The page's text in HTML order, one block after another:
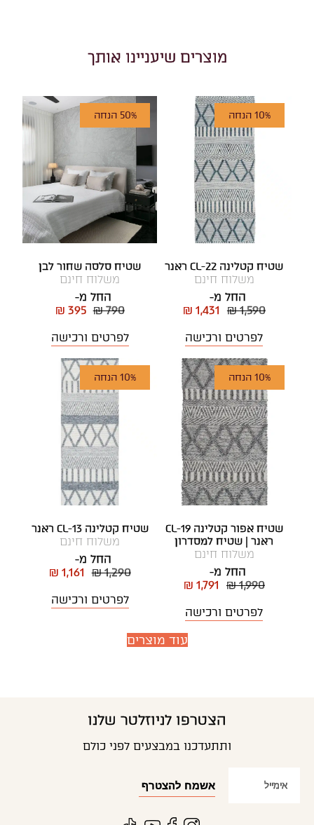
מוצרים שיעניינו אותך
10% הנחה
שטיח קטלינה CL-22 ראנר
משלוח חינם
החל מ-
₪ 1,590
₪ 1,431
לפרטים ורכישה
50% הנחה
שטיח סלסה שחור לבן
משלוח חינם
החל מ-
₪ 790
₪ 395
לפרטים ורכישה
10% הנחה
שטיח אפור קטלינה CL-19
ראנר | שטיח למסדרון
משלוח חינם
החל מ-
₪ 1,990
₪ 1,791
לפרטים ורכישה
10% הנחה
שטיח קטלינה CL-13 ראנר
משלוח חינם
החל מ-
₪ 1,290
₪ 1,161
לפרטים ורכישה
עוד מוצרים
הצטרפו לניוזלטר שלנו
ותתעדכנו במבצעים לפני כולם